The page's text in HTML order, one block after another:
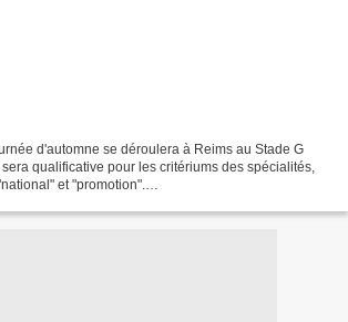
d'automne se déroulera à Reims au Stade G
qualificative pour les critériums des spécialités,
et "promotion".